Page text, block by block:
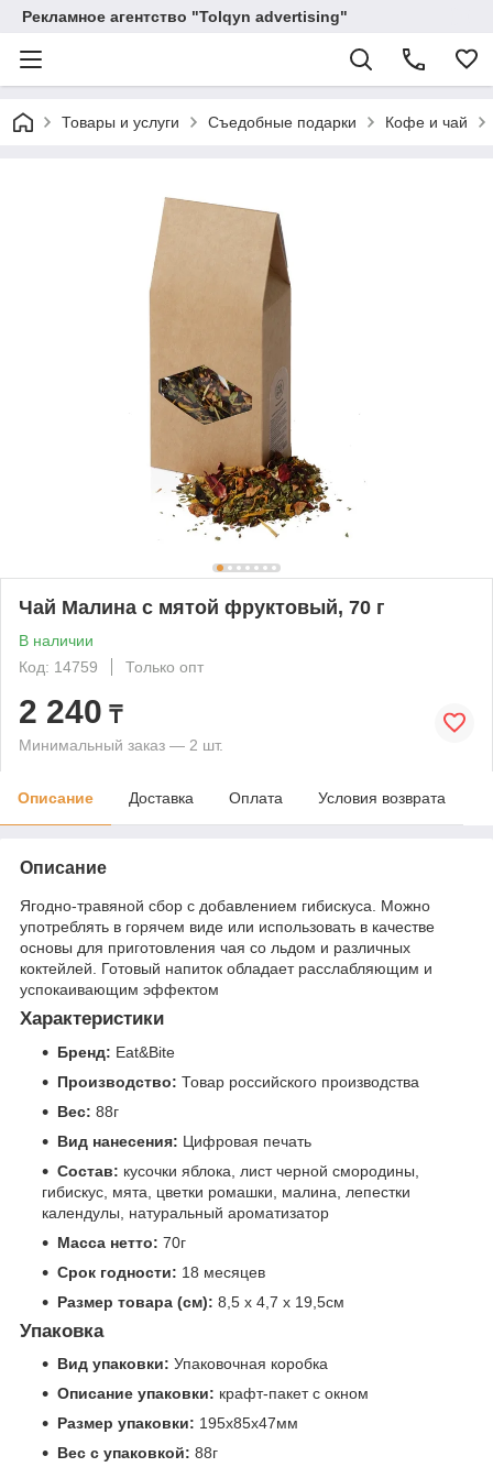
Рекламное агентство "Tolqyn advertising"
Товары и услуги Съедобные подарки Кофе и чай
Чай Малина с мятой фруктовый, 70 г
В наличии
Код: 14759
Только опт
2 240 ₸
Минимальный заказ — 2 шт.
Описание Доставка Оплата Условия возврата
Описание
Ягодно-травяной сбор с добавлением гибискуса. Можно
употреблять в горячем виде или использовать в качестве
основы для приготовления чая со льдом и различных
коктейлей. Готовый напиток обладает расслабляющим и
успокаивающим эффектом
Характеристики
Бренд: Eat&Bite
Производство: Товар российского производства
Вес: 88г
Вид нанесения: Цифровая печать
Состав: кусочки яблока, лист черной смородины,
гибискус, мята, цветки ромашки, малина, лепестки
календулы, натуральный ароматизатор
Масса нетто: 70г
Срок годности: 18 месяцев
Размер товара (см): 8,5 х 4,7 х 19,5см
Упаковка
Вид упаковки: Упаковочная коробка
Описание упаковки: крафт-пакет с окном
Размер упаковки: 195x85x47мм
Вес с упаковкой: 88г